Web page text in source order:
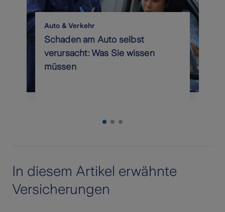
Auto & Verkehr
Schaden am Auto selbst
verursacht: Was Sie wissen
müssen
In diesem Artikel erwähnte
Versicherungen